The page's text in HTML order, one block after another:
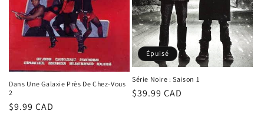
Dans Une Galaxie Près De Chez-Vous
2
Prix
$9.99 CAD
Épuisé
Série Noire : Saison 1
Prix
$39.99 CAD